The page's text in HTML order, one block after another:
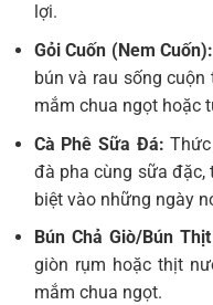
lợi.
Gỏi Cuốn (Nem Cuốn):
bún và rau sống
mắm chua ngọt hoặc
Cà Phê Sữa Đá:
đà pha cùng sữa đặc,
biệt vào những ngày
Bún Chả Giò/Bún
giòn rụm hoặc thịt
mắm chua ngọt.